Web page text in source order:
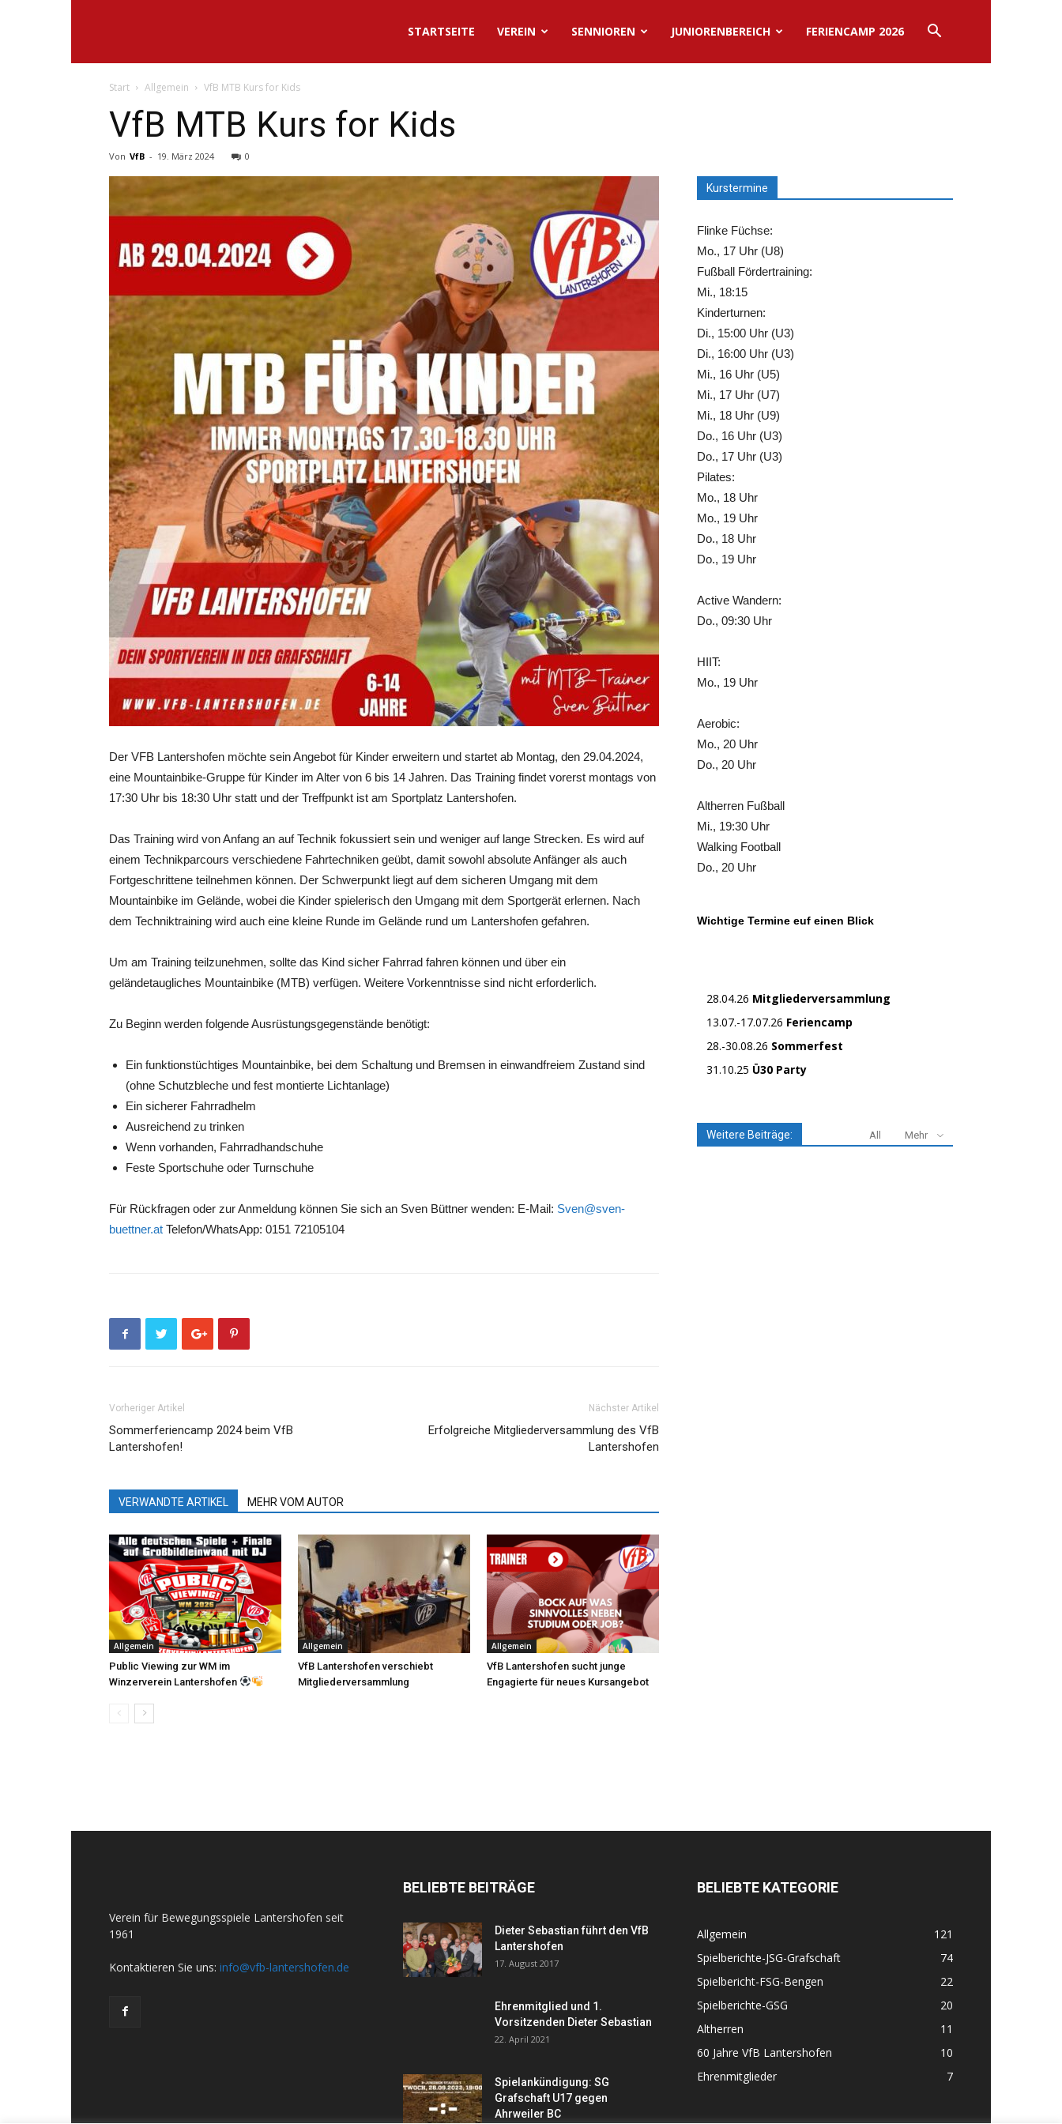
Lantershofen
STARTSEITE VEREIN SENNIOREN JUNIORENBEREICH FERIENCAMP 2026
Start Allgemein VfB MTB Kurs for Kids
VfB MTB Kurs for Kids
Von VfB - 19. März 2024 0
Der VFB Lantershofen möchte sein Angebot für Kinder erweitern und startet ab Montag, den 29.04.2024,
eine Mountainbike-Gruppe für Kinder im Alter von 6 bis 14 Jahren. Das Training findet vorerst montags von
17:30 Uhr bis 18:30 Uhr statt und der Treffpunkt ist am Sportplatz Lantershofen.
Das Training wird von Anfang an auf Technik fokussiert sein und weniger auf lange Strecken. Es wird auf
einem Technikparcours verschiedene Fahrtechniken geübt, damit sowohl absolute Anfänger als auch
Fortgeschrittene teilnehmen können. Der Schwerpunkt liegt auf dem sicheren Umgang mit dem
Mountainbike im Gelände, wobei die Kinder spielerisch den Umgang mit dem Sportgerät erlernen. Nach
dem Techniktraining wird auch eine kleine Runde im Gelände rund um Lantershofen gefahren.
Um am Training teilzunehmen, sollte das Kind sicher Fahrrad fahren können und über ein
geländetaugliches Mountainbike (MTB) verfügen. Weitere Vorkenntnisse sind nicht erforderlich.
Zu Beginn werden folgende Ausrüstungsgegenstände benötigt:
Ein funktionstüchtiges Mountainbike, bei dem Schaltung und Bremsen in einwandfreiem Zustand sind
(ohne Schutzbleche und fest montierte Lichtanlage)
Ein sicherer Fahrradhelm
Ausreichend zu trinken
Wenn vorhanden, Fahrradhandschuhe
Feste Sportschuhe oder Turnschuhe
Für Rückfragen oder zur Anmeldung können Sie sich an Sven Büttner wenden: E-Mail: Sven@sven-
buettner.at Telefon/WhatsApp: 0151 72105104
Vorheriger Artikel
Sommerferiencamp 2024 beim VfB
Lantershofen!
Nächster Artikel
Erfolgreiche Mitgliederversammlung des VfB
Lantershofen
VERWANDTE ARTIKEL MEHR VOM AUTOR
Allgemein
Public Viewing zur WM im
Winzerverein Lantershofen
Allgemein
VfB Lantershofen verschiebt
Mitgliederversammlung
Allgemein
VfB Lantershofen sucht junge
Engagierte für neues Kursangebot
Kurstermine
Flinke Füchse:
Mo., 17 Uhr (U8)
Fußball Fördertraining:
Mi., 18:15
Kinderturnen:
Di., 15:00 Uhr (U3)
Di., 16:00 Uhr (U3)
Mi., 16 Uhr (U5)
Mi., 17 Uhr (U7)
Mi., 18 Uhr (U9)
Do., 16 Uhr (U3)
Do., 17 Uhr (U3)
Pilates:
Mo., 18 Uhr
Mo., 19 Uhr
Do., 18 Uhr
Do., 19 Uhr
Active Wandern:
Do., 09:30 Uhr
HIIT:
Mo., 19 Uhr
Aerobic:
Mo., 20 Uhr
Do., 20 Uhr
Altherren Fußball
Mi., 19:30 Uhr
Walking Football
Do., 20 Uhr
Wichtige Termine euf einen Blick
28.04.26 Mitgliederversammlung
13.07.-17.07.26 Feriencamp
28.-30.08.26 Sommerfest
31.10.25 Ü30 Party
Weitere Beiträge: All Mehr
Verein für Bewegungsspiele Lantershofen seit
1961
Kontaktieren Sie uns: info@vfb-lantershofen.de
BELIEBTE BEITRÄGE
Dieter Sebastian führt den VfB
Lantershofen
17. August 2017
Ehrenmitglied und 1.
Vorsitzenden Dieter Sebastian
22. April 2021
Spielankündigung: SG
Grafschaft U17 gegen
Ahrweiler BC
BELIEBTE KATEGORIE
Allgemein
121
Spielberichte-JSG-Grafschaft
74
Spielbericht-FSG-Bengen
22
Spielberichte-GSG
20
Altherren
11
60 Jahre VfB Lantershofen
10
Ehrenmitglieder
7